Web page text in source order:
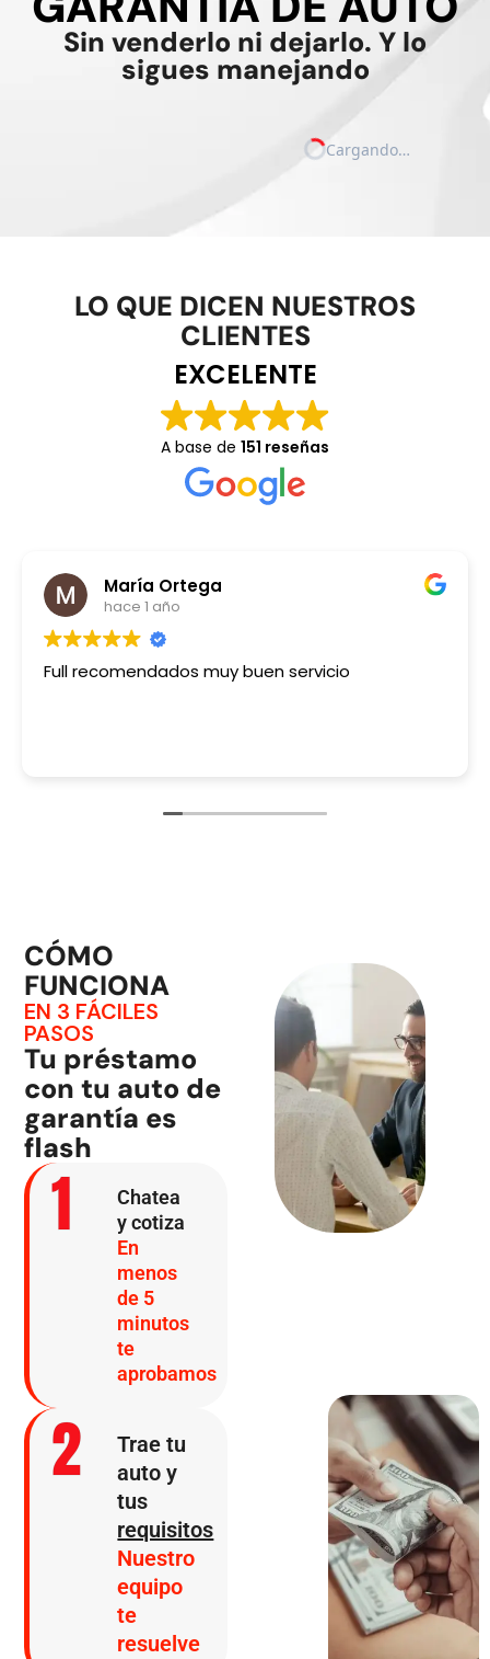
Sin venderlo ni dejarlo. Y lo
sigues manejando
Cargando…
LO QUE DICEN NUESTROS
CLIENTES
EXCELENTE
A base de 151 reseñas
María Ortega
hace 1 año
Full recomendados muy buen servicio
CÓMO
FUNCIONA
EN 3 FÁCILES
PASOS
Tu préstamo
con tu auto de
garantía es
flash
Chatea
y cotiza
En
menos
de 5
minutos
te
aprobamos
1
Trae tu
auto y
tus
requisitos
Nuestro
equipo
te
resuelve
2